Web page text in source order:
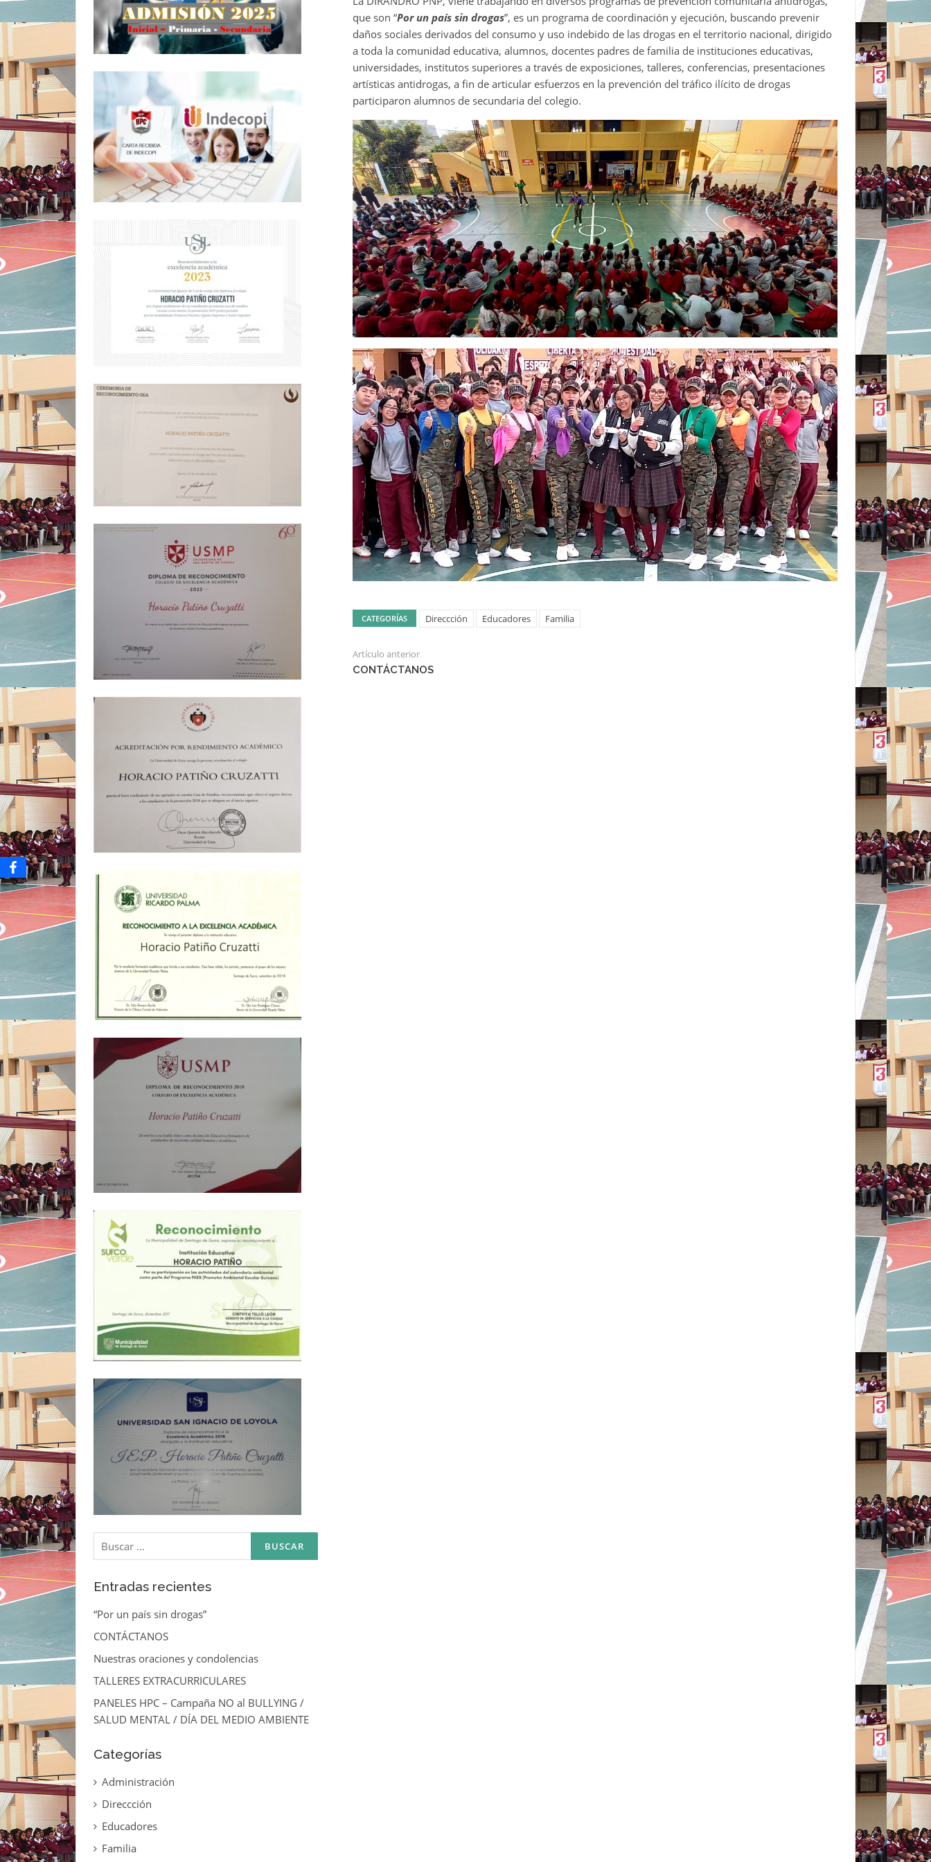
que son “Por un país sin drogas”, es un programa de coordinación y ejecución, buscando prevenir
daños sociales derivados del consumo y uso indebido de las drogas en el territorio nacional, dirigido
a toda la comunidad educativa, alumnos, docentes padres de familia de instituciones educativas,
universidades, institutos superiores a través de exposiciones, talleres, conferencias, presentaciones
artísticas antidrogas, a fin de articular esfuerzos en la prevención del tráfico ilícito de drogas
participaron alumnos de secundaria del colegio.
CATEGORÍAS Direccción Educadores Familia
Artículo anterior
CONTÁCTANOS
Buscar:
Entradas recientes
“Por un país sin drogas”
CONTÁCTANOS
Nuestras oraciones y condolencias
TALLERES EXTRACURRICULARES
PANELES HPC – Campaña NO al BULLYING /
SALUD MENTAL / DÍA DEL MEDIO AMBIENTE
Categorías
Administración
Direccción
Educadores
Familia